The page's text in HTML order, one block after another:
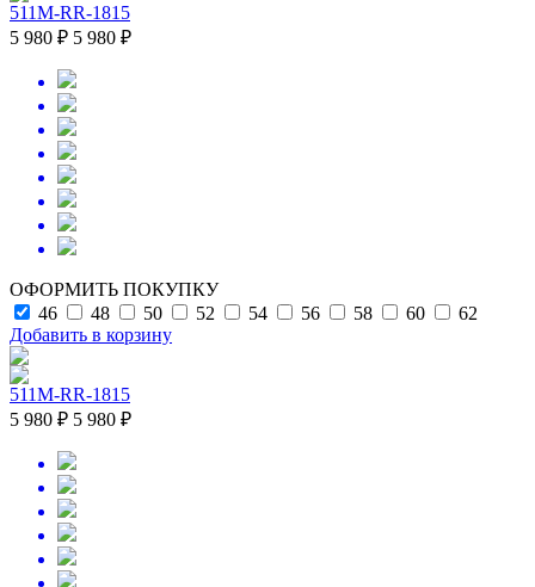
511M-RR-1815
5 980 ₽ 5 980 ₽
ОФОРМИТЬ ПОКУПКУ
46
48 50 52 54 56 58 60
62
Добавить в корзину
511M-RR-1815
5 980 ₽ 5 980 ₽